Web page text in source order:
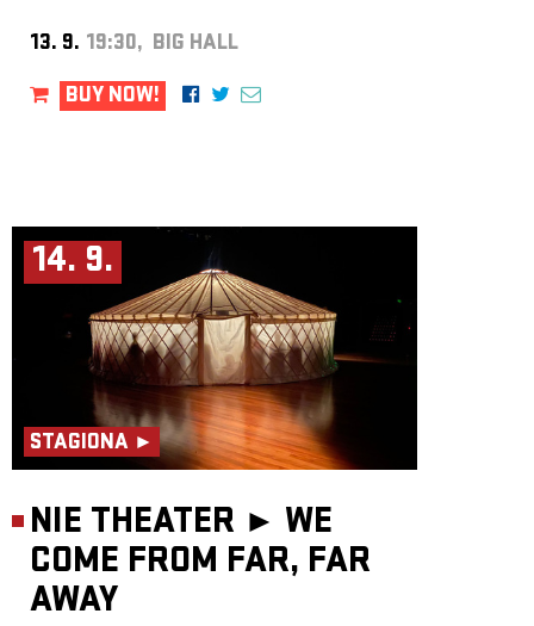
13. 9. 19:30, BIG HALL
BUY NOW!
14. 9.
STAGIONA ►
NIE THEATER ► WE
COME FROM FAR, FAR
AWAY